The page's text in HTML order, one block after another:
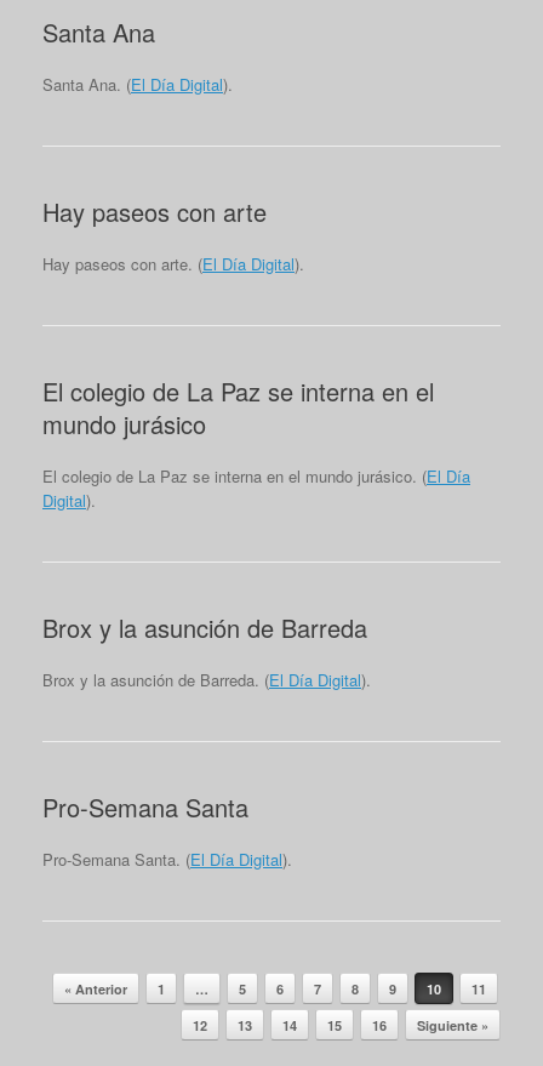
Santa Ana
Santa Ana. (El Día Digital).
Hay paseos con arte
Hay paseos con arte. (El Día Digital).
El colegio de La Paz se interna en el
mundo jurásico
El colegio de La Paz se interna en el mundo jurásico. (El Día
Digital).
Brox y la asunción de Barreda
Brox y la asunción de Barreda. (El Día Digital).
Pro-Semana Santa
Pro-Semana Santa. (El Día Digital).
Navegador de artículos
« Anterior 1 … 5 6 7 8 9 10
11
12
13 14 15 16 Siguiente »